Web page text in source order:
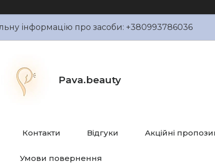
інформацію про засоби: +380993786036
Pava.beauty
Контакти Відгуки Акційні
Умови повернення